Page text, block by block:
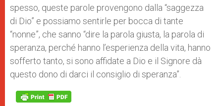
spesso, queste parole provengono dalla “saggezza
di Dio” e possiamo sentirle per bocca di tante
“nonne”, che sanno “dire la parola giusta, la parola di
speranza, perché hanno l’esperienza della vita, hanno
sofferto tanto, si sono affidate a Dio e il Signore dà
questo dono di darci il consiglio di speranza”.